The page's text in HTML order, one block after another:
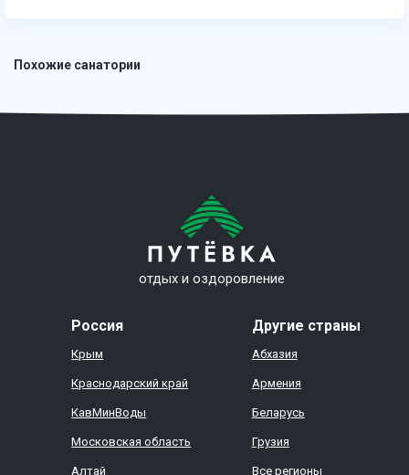
Похожие санатории
отдых и оздоровление
Россия
Крым
Краснодарский край
КавМинВоды
Московская область
Алтай
Другие страны
Абхазия
Армения
Беларусь
Грузия
Все регионы